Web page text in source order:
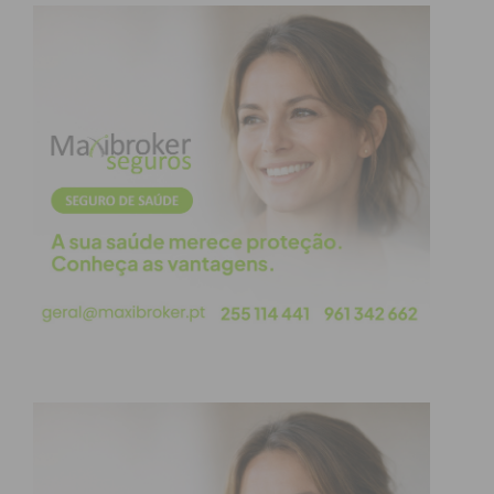
Umas das atividades principais do ser humano é
pensar! Paralelamente ao pensamento (e mesmo
antes deste) sentimos algo! Assim, esse
Pensar/Sentir é a “ordem” para que o nosso
organismo dispare uns quantos “agentes químicos”
como neurotransmissores/hormonas!
Pensar/Sentir é uma atividade de risco elevado,
pois ficamos expostos a agentes químicos com
para a nossa saúde! Infelizmente nesta situação,
houvesse, não podíamos utilizar, pois, para
complicar, precisamos de todos esses “agentes
químicos” para a nossa saúde, mas em “doses”